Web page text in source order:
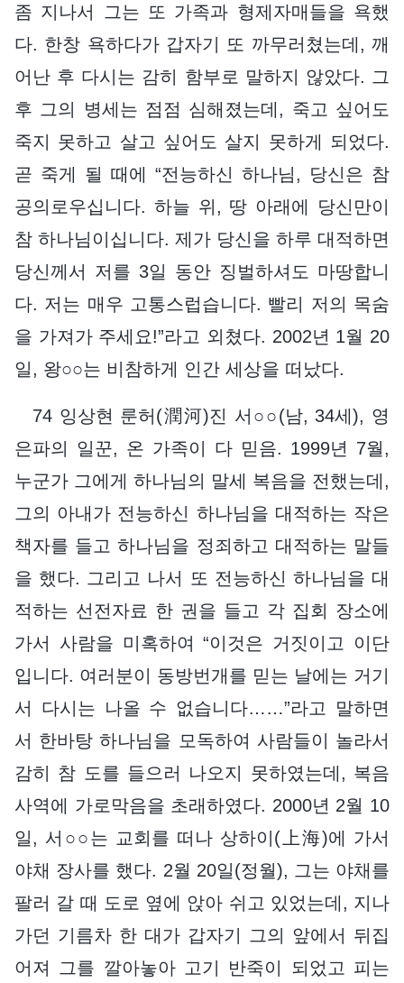
좀 지나서 그는 또 가족과 형제자매들을 욕했
다. 한창 욕하다가 갑자기 또 까무러쳤는데, 깨
어난 후 다시는 감히 함부로 말하지 않았다. 그
후 그의 병세는 점점 심해졌는데, 죽고 싶어도
죽지 못하고 살고 싶어도 살지 못하게 되었다.
곧 죽게 될 때에 “전능하신 하나님, 당신은 참
공의로우십니다. 하늘 위, 땅 아래에 당신만이
참 하나님이십니다. 제가 당신을 하루 대적하면
당신께서 저를 3일 동안 징벌하셔도 마땅합니
다. 저는 매우 고통스럽습니다. 빨리 저의 목숨
을 가져가 주세요!”라고 외쳤다. 2002년 1월 20
일, 왕○○는 비참하게 인간 세상을 떠났다.
74 잉상현 룬허(潤河)진 서○○(남, 34세), 영
은파의 일꾼, 온 가족이 다 믿음. 1999년 7월,
누군가 그에게 하나님의 말세 복음을 전했는데,
그의 아내가 전능하신 하나님을 대적하는 작은
책자를 들고 하나님을 정죄하고 대적하는 말들
을 했다. 그리고 나서 또 전능하신 하나님을 대
적하는 선전자료 한 권을 들고 각 집회 장소에
가서 사람을 미혹하여 “이것은 거짓이고 이단
입니다. 여러분이 동방번개를 믿는 날에는 거기
서 다시는 나올 수 없습니다……”라고 말하면
서 한바탕 하나님을 모독하여 사람들이 놀라서
감히 참 도를 들으러 나오지 못하였는데, 복음
사역에 가로막음을 초래하였다. 2000년 2월 10
일, 서○○는 교회를 떠나 상하이(上海)에 가서
야채 장사를 했다. 2월 20일(정월), 그는 야채를
팔러 갈 때 도로 옆에 앉아 쉬고 있었는데, 지나
가던 기름차 한 대가 갑자기 그의 앞에서 뒤집
어져 그를 깔아놓아 고기 반죽이 되었고 피는